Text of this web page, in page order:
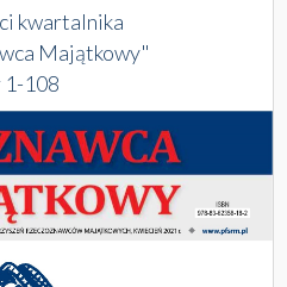
kwartalnika
Majątkowy"
1-108